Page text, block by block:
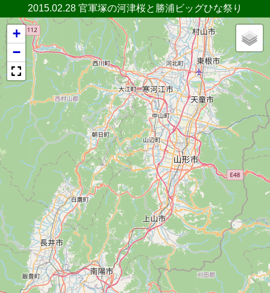
2015.02.28 官軍塚の河津桜と勝浦ビッグひな祭り
+
−